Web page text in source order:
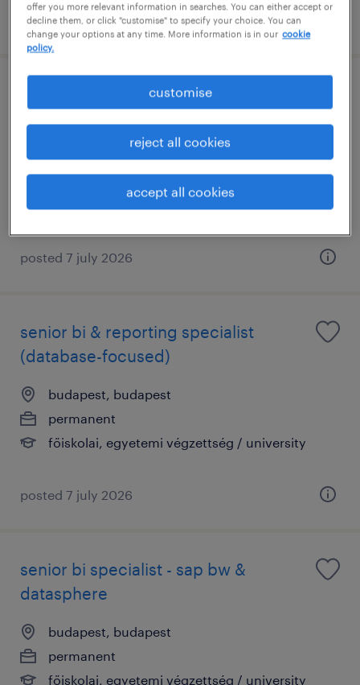
posted 7 july 2026
german speaking gl accountant
permanent
posted 7 july 2026
senior bi & reporting specialist
(database-focused)
budapest, budapest
permanent
főiskolai, egyetemi végzettség / university
posted 7 july 2026
senior bi specialist - sap bw &
datasphere
budapest, budapest
permanent
főiskolai, egyetemi végzettség / university
offer you more relevant information in searches. You can either accept or
decline them, or click "customise" to specify your choice. You can
change your options at any time. More information is in our cookie
policy.
customise
reject all cookies
accept all cookies